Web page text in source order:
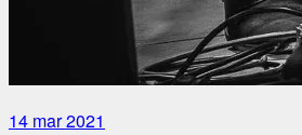
14 mar 2021